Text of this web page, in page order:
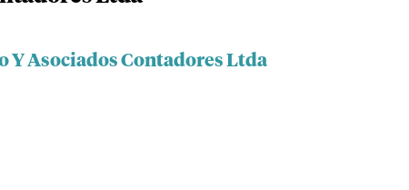
Y Asociados Contadores Ltda